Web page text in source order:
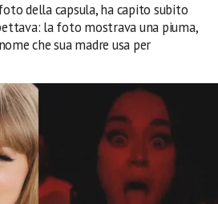
della capsula, ha capito subito
la foto mostrava una piuma,
che sua madre usa per